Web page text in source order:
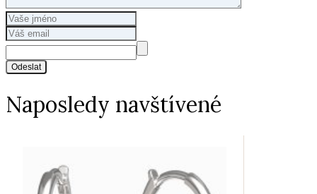
Odeslat
Naposledy navštívené